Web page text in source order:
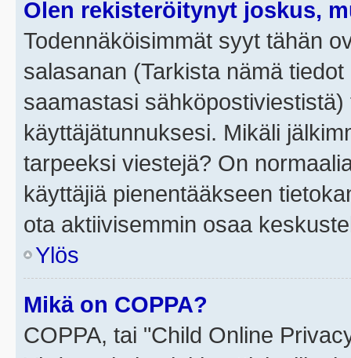
Olen rekisteröitynyt joskus,
Todennäköisimmät syyt tähän
salasanan (Tarkista nämä
saamastasi
käyttäjätunnuksesi. Mikäli
tarpeeksi viestejä? On
käyttäjiä pienentääkseen
ota aktiivisemmin osaa
Ylös
Mikä on COPPA?
COPPA, tai "Child Online